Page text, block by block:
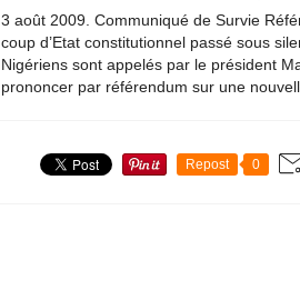
3 août 2009. Communiqué de Survie
coup d’Etat constitutionnel passé sous
Nigériens sont appelés par le président
prononcer par référendum sur une
Repost 0